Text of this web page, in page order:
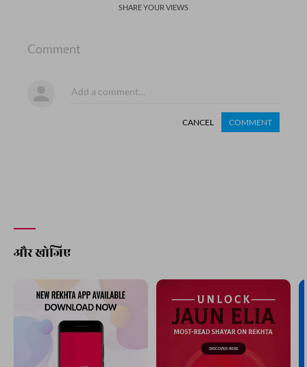
SHARE YOUR VIEWS
Comment
CANCEL COMMENT
और खोजिए